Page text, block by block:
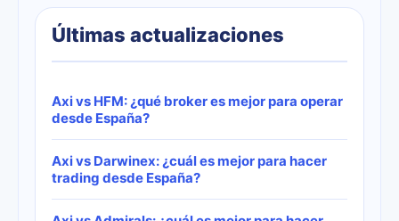
Últimas actualizaciones
Axi vs HFM: ¿qué broker es mejor para operar
desde España?
Axi vs Darwinex: ¿cuál es mejor para hacer
trading desde España?